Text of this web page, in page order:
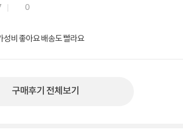
0
성비 좋아요 배송도 빨라요
구매후기 전체보기